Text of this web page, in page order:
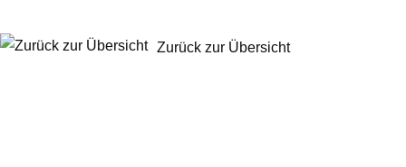
Zurück zur Übersicht